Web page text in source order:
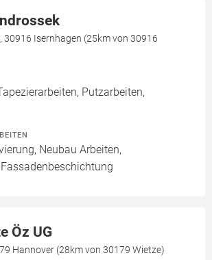
30916 Isernhagen (25km von 30916
Putzarbeiten,
Neubau Arbeiten,
Öz UG
Hannover (28km von 30179 Wietze)